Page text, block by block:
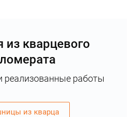
из кварцевого
реализованные работы
из кварца